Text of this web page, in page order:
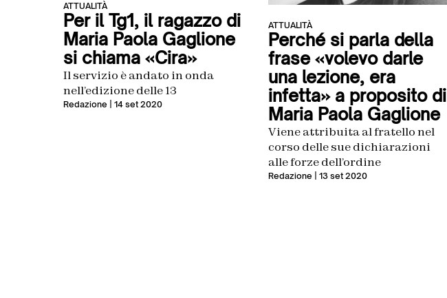
ATTUALITÀ
Per il Tg1, il ragazzo di
Maria Paola Gaglione
si chiama «Cira»
Il servizio è andato in onda
nell’edizione delle 13
Redazione | 14 set 2020
ATTUALITÀ
Perché si parla della
frase «volevo darle
una lezione, era
infetta» a proposito di
Maria Paola Gaglione
Viene attribuita al fratello nel
corso delle sue dichiarazioni
alle forze dell’ordine
Redazione | 13 set 2020